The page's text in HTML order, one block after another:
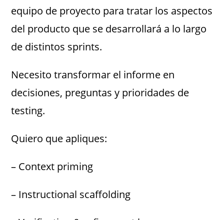
equipo de proyecto para tratar los aspectos
del producto que se desarrollará a lo largo
de distintos sprints.
Necesito transformar el informe en
decisiones, preguntas y prioridades de
testing.
Quiero que apliques:
– Context priming
– Instructional scaffolding